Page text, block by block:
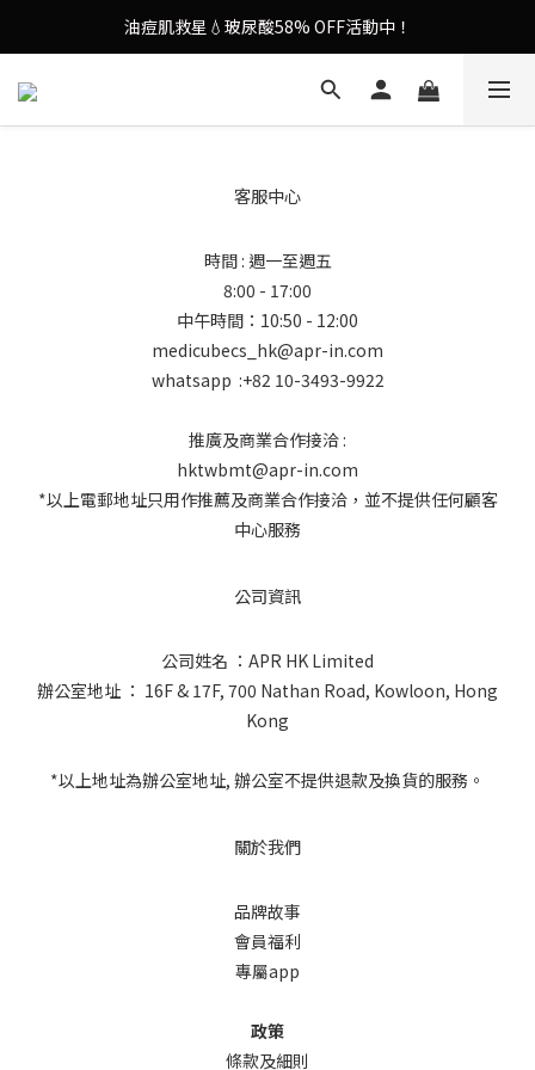
謝安琪愛用美容儀🌸護膚效果UP！
油痘肌救星💧玻尿酸58% OFF活動中！
果凍噴霧！一噴即現美白光透肌✨
謝安琪愛用美容儀🌸護膚效果UP！
客服中心
時間 : 週一至週五
8:00 - 17:00
中午時間：10:50 - 12:00
medicubecs_hk@apr-in.com
whatsapp :+82 10-3493-9922
推廣及商業合作接洽 :
hktwbmt@apr-in.com
*以上電郵地址只用作推薦及商業合作接洽，並不提供任何顧客
中心服務
公司資訊
公司姓名 ：APR HK Limited
辦公室地址 ： 16F & 17F, 700 Nathan Road, Kowloon, Hong
Kong
*以上地址為辦公室地址, 辦公室不提供退款及換貨的服務。
關於我們
品牌故事
會員福利
專屬app
政策
條款及細則